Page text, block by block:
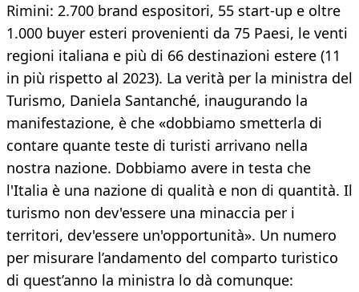
Rimini: 2.700 brand espositori, 55 start-up e oltre
1.000 buyer esteri provenienti da 75 Paesi, le venti
regioni italiana e più di 66 destinazioni estere (11
in più rispetto al 2023). La verità per la ministra del
Turismo, Daniela Santanché, inaugurando la
manifestazione, è che «dobbiamo smetterla di
contare quante teste di turisti arrivano nella
nostra nazione. Dobbiamo avere in testa che
l'Italia è una nazione di qualità e non di quantità. Il
turismo non dev'essere una minaccia per i
territori, dev'essere un'opportunità». Un numero
per misurare l’andamento del comparto turistico
di quest’anno la ministra lo dà comunque: